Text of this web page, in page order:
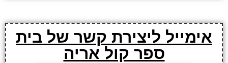
אימייל ליצירת קשר של בית
ספר קול אריה